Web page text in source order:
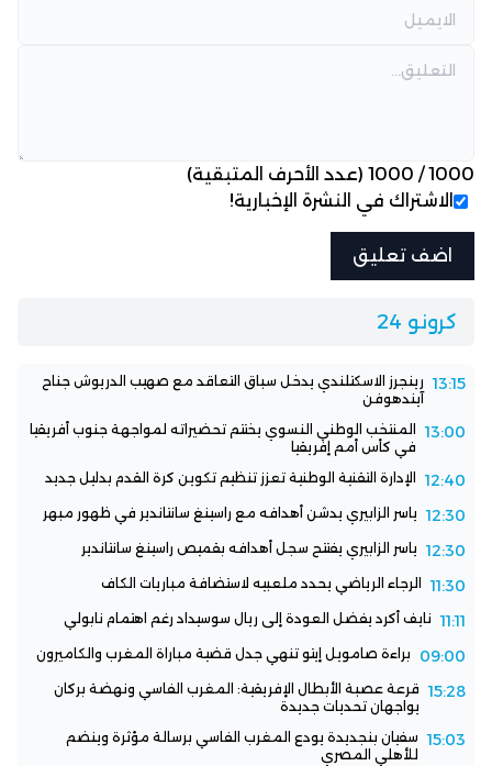
1000
/
1000 (عدد الأحرف المتبقية)
الاشتراك في النشرة الإخبارية!
كرونو 24
13:15 رينجرز الاسكتلندي يدخل سباق التعاقد مع صهيب الدريوش جناح
آيندهوفن
13:00
المنتخب الوطني النسوي يختتم تحضيراته لمواجهة جنوب أفريقيا
في كأس أمم إفريقيا
12:40 الإدارة التقنية الوطنية تعزز تنظيم تكوين كرة القدم بدليل جديد
12:30 ياسر الزابيري يدشن أهدافه مع راسينغ سانتاندير في ظهور مبهر
12:30 ياسر الزابيري يفتتح سجل أهدافه بقميص راسينغ سانتاندير
11:30 الرجاء الرياضي يحدد ملعبيه لاستضافة مباريات الكاف
11:11 نايف أكرد يفضل العودة إلى ريال سوسيداد رغم اهتمام نابولي
09:00 براءة صامويل إيتو تنهي جدل قضية مباراة المغرب والكاميرون
15:28 قرعة عصبة الأبطال الإفريقية: المغرب الفاسي ونهضة بركان
يواجهان تحديات جديدة
15:03 سفيان بنجديدة يودع المغرب الفاسي برسالة مؤثرة وينضم
للأهلي المصري